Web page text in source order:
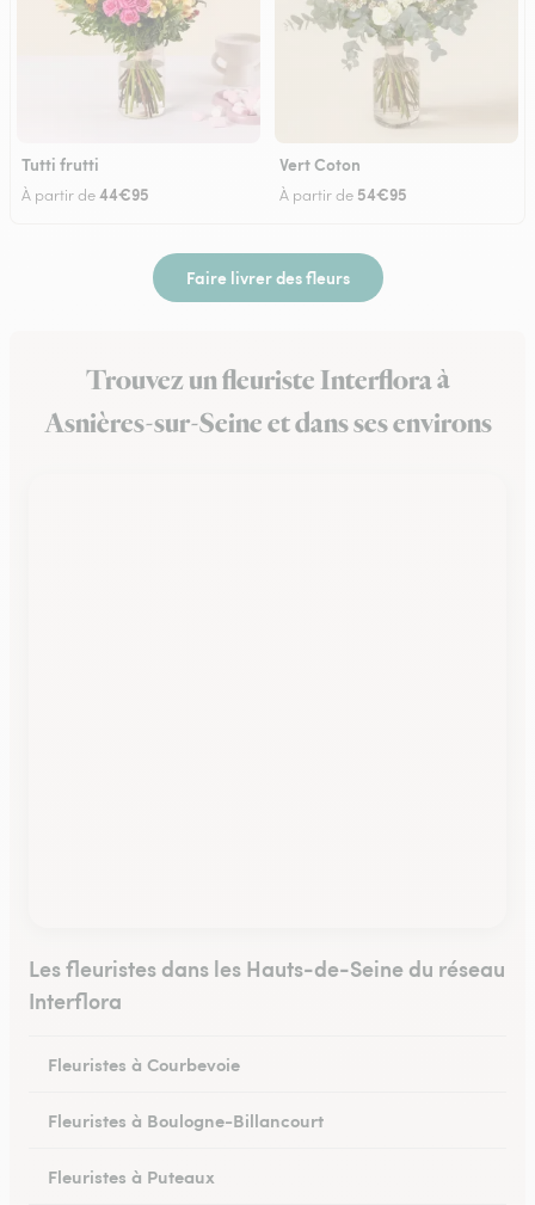
Tutti frutti
À partir de44€95
Vert Coton
À partir de 54€95
Faire livrer des fleurs
Trouvez un fleuriste Interflora à
Asnières-sur-Seine et dans ses environs
Les fleuristes dans les Hauts-de-Seine du réseau
Interflora
Fleuristes à Courbevoie
Fleuristes à Boulogne-Billancourt
Fleuristes à Puteaux